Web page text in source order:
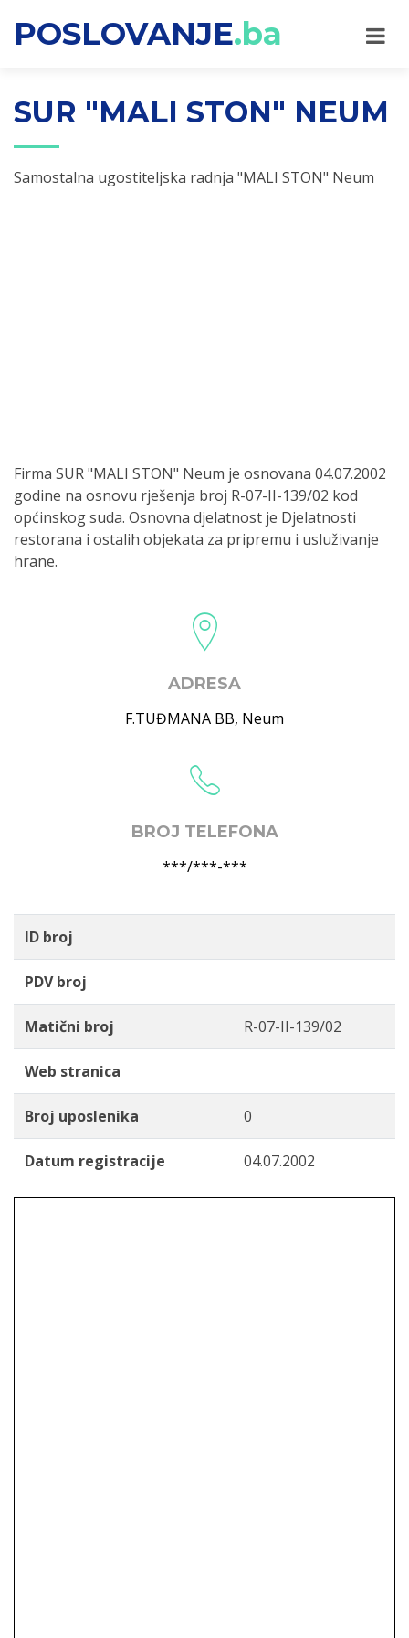
POSLOVANJE.ba
SUR "MALI STON" NEUM
Samostalna ugostiteljska radnja "MALI STON" Neum
Firma SUR "MALI STON" Neum je osnovana 04.07.2002
godine na osnovu rješenja broj R-07-II-139/02 kod
općinskog suda. Osnovna djelatnost je Djelatnosti
restorana i ostalih objekata za pripremu i usluživanje
hrane.
ADRESA
F.TUĐMANA BB, Neum
BROJ TELEFONA
***/***-***
ID broj
PDV broj
Matični broj R-07-II-139/02
Web stranica
Broj uposlenika 0
Datum registracije 04.07.2002